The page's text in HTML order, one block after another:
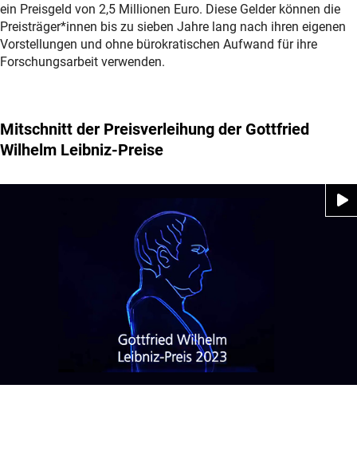
ein Preisgeld von 2,5 Millionen Euro. Diese Gelder können die
Preisträger*innen bis zu sieben Jahre lang nach ihren eigenen
Vorstellungen und ohne bürokratischen Aufwand für ihre
Forschungsarbeit verwenden.
Mitschnitt der Preisverleihung der Gottfried
Wilhelm Leibniz-Preise